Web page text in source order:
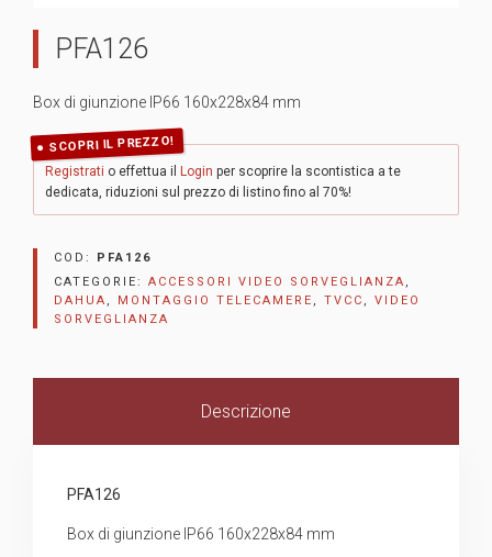
PFA126
Box di giunzione IP66 160x228x84 mm
SCOPRI IL PREZZO!
Registrati o effettua il Login per scoprire la scontistica a te
dedicata, riduzioni sul prezzo di listino fino al 70%!
COD: PFA126
CATEGORIE: ACCESSORI VIDEO SORVEGLIANZA ,
DAHUA , MONTAGGIO TELECAMERE , TVCC , VIDEO
SORVEGLIANZA
Descrizione
PFA126
Box di giunzione IP66 160x228x84 mm